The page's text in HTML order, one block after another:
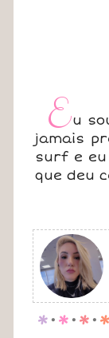
Eu
jamais
surf e
que deu
p . p . p . p